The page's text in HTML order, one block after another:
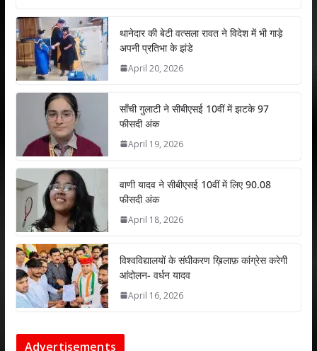
at
s
A
p
p
e
b
o
o
er e
dI
l e
थानेदार की बेटी वत्सला रावत ने विदेश में भी गाड़े
अपनी प्रतिभा के झंडे
April 20, 2026
साँची गुलाटी ने सीबीएसई 10वीं में झटके 97
फीसदी अंक
April 19, 2026
वाणी यादव ने सीबीएसई 10वीं में लिए 90.08
फीसदी अंक
April 18, 2026
विश्वविद्यालयों के संघीकरण ख़िलाफ़ कांग्रेस करेगी
आंदोलन- वर्धन यादव
April 16, 2026
Advertisements